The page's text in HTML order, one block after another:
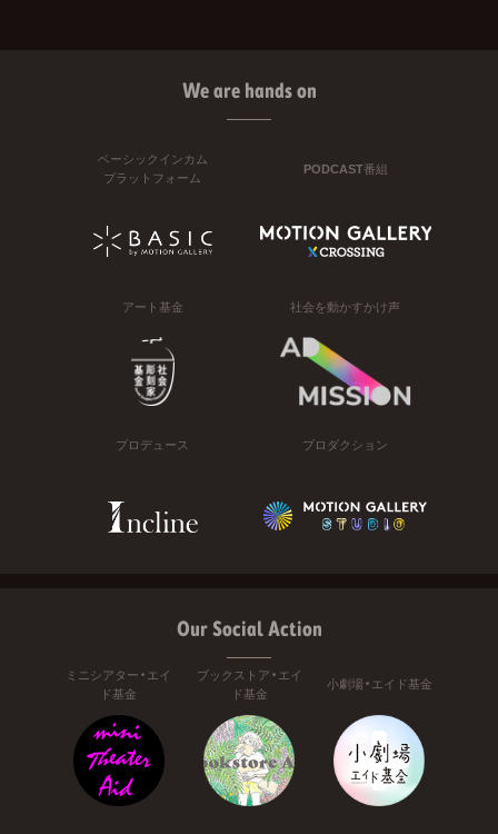
We are hands on
ベーシックインカム
プラットフォーム
PODCAST番組
アート基金 社会を動かすかけ声
プロデュース プロダクション
Our Social Action
ミニシアター・エイ
ド基金
ブックストア・エイ
ド基金
小劇場・エイド基金